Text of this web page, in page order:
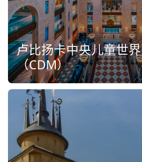
卢比扬卡中央儿童世界
（CDM）